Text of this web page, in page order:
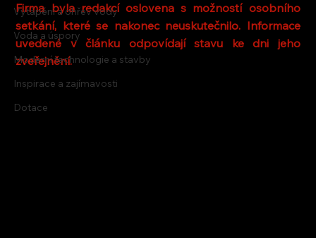
Vytápění a ohřev vody
Voda a úspory
Moderní technologie a stavby
Inspirace a zajímavosti
Dotace
Firma byla redakcí oslovena s možností osobního
setkání, které se nakonec neuskutečnilo. Informace
uvedené v článku odpovídají stavu ke dni jeho
zveřejnění.